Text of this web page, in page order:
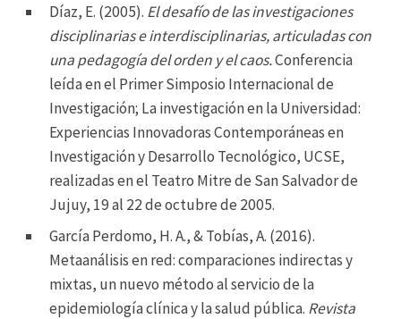
Díaz, E. (2005). El desafío de las investigaciones
disciplinarias e interdisciplinarias, articuladas con
una pedagogía del orden y el caos.Conferencia
leída en el Primer Simposio Internacional de
Investigación; La investigación en la Universidad:
Experiencias Innovadoras Contemporáneas en
Investigación y Desarrollo Tecnológico, UCSE,
realizadas en el Teatro Mitre de San Salvador de
Jujuy, 19 al 22 de octubre de 2005.
García Perdomo, H. A., & Tobías, A. (2016).
Metaanálisis en red: comparaciones indirectas y
mixtas, un nuevo método al servicio de la
epidemiología clínica y la salud pública. Revista